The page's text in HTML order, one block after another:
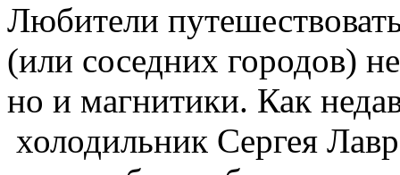
Любители
(или соседних городов)
но и магнитики. Как
холодильник Сергея